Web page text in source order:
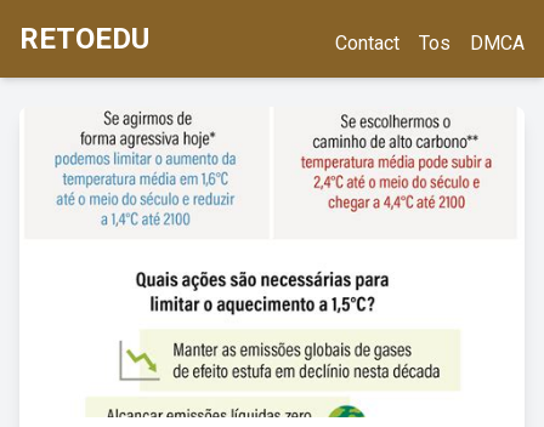
RETOEDU Contact Tos DMCA